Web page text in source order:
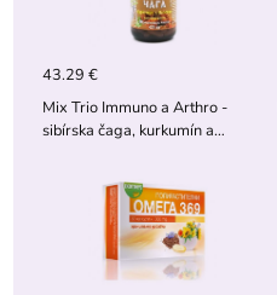
43.29 €
Mix Trio Immuno a Arthro -
sibírska čaga, kurkumín a